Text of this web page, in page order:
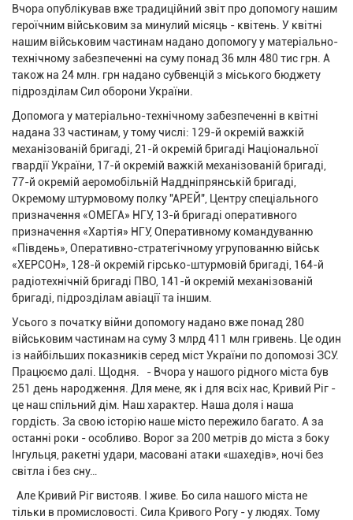
Вчора опублікував вже традиційний звіт про допомогу нашим
героїчним військовим за минулий місяць - квітень. У квітні
нашим військовим частинам надано допомогу у матеріально-
технічному забезпеченні на суму понад 36 млн 480 тис грн. А
також на 24 млн. грн надано субвенцій з міського бюджету
підрозділам Сил оборони України.
Допомога у матеріально-технічному забезпеченні в квітні
надана 33 частинам, у тому числі: 129-й окремій важкій
механізованій бригаді, 21-й окремій бригаді Національної
гвардії України, 17-й окремій важкій механізованій бригаді,
77-й окремій аеромобільній Наддніпрянській бригаді,
Окремому штурмовому полку "АРЕЙ", Центру спеціального
призначення «ОМЕГА» НГУ, 13-й бригаді оперативного
призначення «Хартія» НГУ, Оперативному командуванню
«Південь», Оперативно-стратегічному угрупованню військ
«ХЕРСОН», 128-й окремій гірсько-штурмовій бригаді, 164-й
радіотехнічній бригаді ПВО, 141-й окремій механізованій
бригаді, підрозділам авіації та іншим.
Усього з початку війни допомогу надано вже понад 280
військовим частинам на суму 3 млрд 411 млн гривень. Це один
із найбільших показників серед міст України по допомозі ЗСУ.
Працюємо далі. Щодня. - Вчора у нашого рідного міста був
251 день народження. Для мене, як і для всіх нас, Кривий Ріг -
це наш спільний дім. Наш характер. Наша доля і наша
гордість. За свою історію наше місто пережило багато. А за
останні роки - особливо. Ворог за 200 метрів до міста з боку
Інгульця, ракетні удари, масовані атаки «шахедів», ночі без
світла і без сну…
Але Кривий Ріг вистояв. І живе. Бо сила нашого міста не
тільки в промисловості. Сила Кривого Рогу - у людях. Тому